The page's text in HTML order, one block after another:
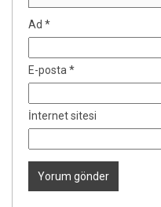
Ad *
E-posta *
İnternet sitesi